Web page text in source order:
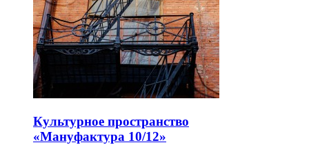
Культурное пространство
«Мануфактура 10/12»